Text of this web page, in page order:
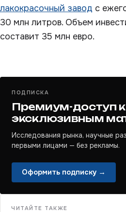
лакокрасочный завод с
30 млн литров. Объем
составит 35 млн евро.
ПОДПИСКА
Премиум-доступ к
эксклюзивным
Исследования рынка, научные
первыми лицами — без рекламы.
Оформить подписку →
ЧИТАЙТЕ ТАКЖЕ